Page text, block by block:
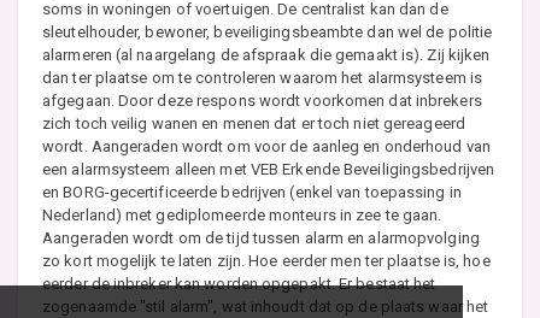
soms in woningen of voertuigen. De centralist kan dan de
sleutelhouder, bewoner, beveiligingsbeambte dan wel de politie
alarmeren (al naargelang de afspraak die gemaakt is). Zij kijken
dan ter plaatse om te controleren waarom het alarmsysteem is
afgegaan. Door deze respons wordt voorkomen dat inbrekers
zich toch veilig wanen en menen dat er toch niet gereageerd
wordt. Aangeraden wordt om voor de aanleg en onderhoud van
een alarmsysteem alleen met VEB Erkende Beveiligingsbedrijven
en BORG-gecertificeerde bedrijven (enkel van toepassing in
Nederland) met gediplomeerde monteurs in zee te gaan.
Aangeraden wordt om de tijd tussen alarm en alarmopvolging
zo kort mogelijk te laten zijn. Hoe eerder men ter plaatse is, hoe
eerder de inbreker kan worden opgepakt. Er bestaat het
zogenaamde "stil alarm", wat inhoudt dat op de plaats waar het